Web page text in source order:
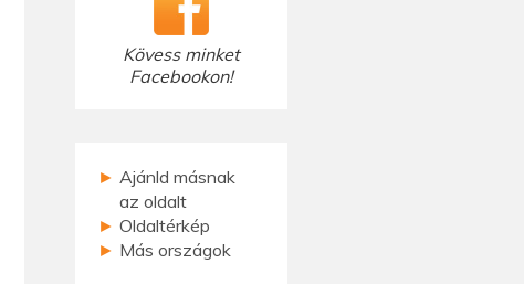
Kövess minket
Facebookon!
► Ajánld másnak
az oldalt
► Oldaltérkép
► Más országok